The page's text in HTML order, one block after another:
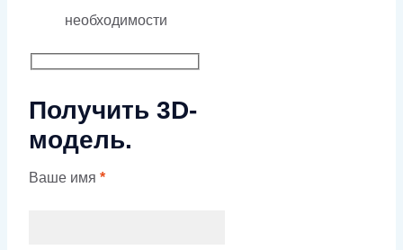
необходимости
Получить 3D-
модель.
Ваше имя *